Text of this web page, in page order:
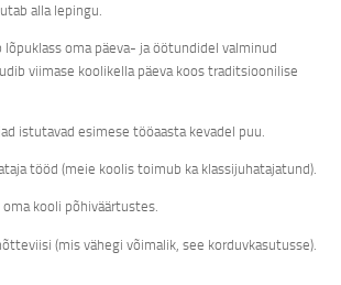
alla lepingu.
lõpuklass oma päeva- ja öötundidel valminud
viimase koolikella päeva koos traditsioonilise
istutavad esimese tööaasta kevadel puu.
tööd (meie koolis toimub ka klassijuhatajatund).
kooli põhiväärtustes.
(mis vähegi võimalik, see korduvkasutusse).